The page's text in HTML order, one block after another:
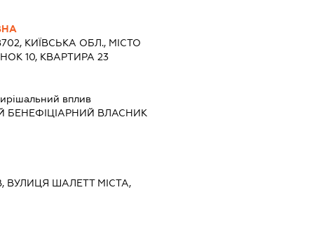
КИЇВСЬКА ОБЛ., МІСТО
10, КВАРТИРА 23
вплив
БЕНЕФІЦІАРНИЙ ВЛАСНИК
ВУЛИЦЯ ШАЛЕТТ МІСТА,